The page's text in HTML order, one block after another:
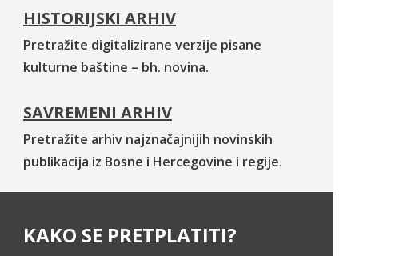
HISTORIJSKI ARHIV
Pretražite digitalizirane verzije pisane
kulturne baštine – bh. novina.
SAVREMENI ARHIV
Pretražite arhiv najznačajnijih novinskih
publikacija iz Bosne i Hercegovine i regije.
KAKO SE PRETPLATITI?